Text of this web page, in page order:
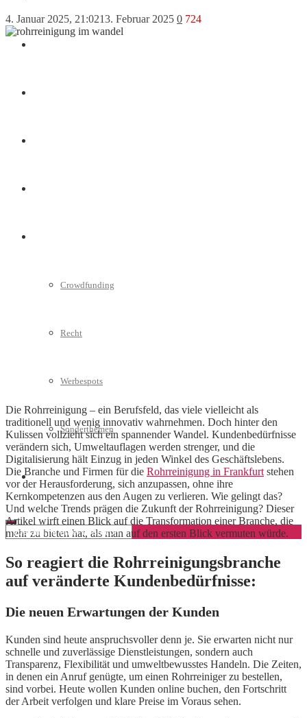
Crowdfunding
Recht
Werbespots
Sonderthemen
Geschäftskonto eröffnen
4. Januar 2025, 21:0213. Februar 2025 0 724
Die Rohrreinigung – ein Berufsfeld, das viele vielleicht als
traditionell und wenig innovativ wahrnehmen. Doch hinter den
Kulissen vollzieht sich ein spannender Wandel. Kundenbedürfnisse
verändern sich, Umweltauflagen werden strenger, und die
Digitalisierung hält Einzug in jeden Winkel des Geschäftslebens.
Die Branche und Firmen für die Rohrreinigung in Frankfurt stehen
vor der Herausforderung, sich anzupassen, ohne ihre
Kernkompetenzen aus den Augen zu verlieren. Wie gelingt das?
Und welche Trends prägen die Zukunft der Rohrreinigung? Dieser
Artikel wirft einen Blick auf die Transformation einer Branche, die
mehr zu bieten hat, als man auf den ersten Blick vermuten würde.
So reagiert die Rohrreinigungsbranche
auf veränderte Kundenbedürfnisse:
Die neuen Erwartungen der Kunden
Kunden sind heute anspruchsvoller denn je. Sie erwarten nicht nur
schnelle und zuverlässige Dienstleistungen, sondern auch
Transparenz, Flexibilität und umweltbewusstes Handeln. Die Zeiten,
in denen ein Anruf genügte, um einen Rohrreiniger zu bestellen,
sind vorbei. Heute wollen Kunden online buchen, den Fortschritt
der Arbeit verfolgen und klare Preise im Voraus sehen.